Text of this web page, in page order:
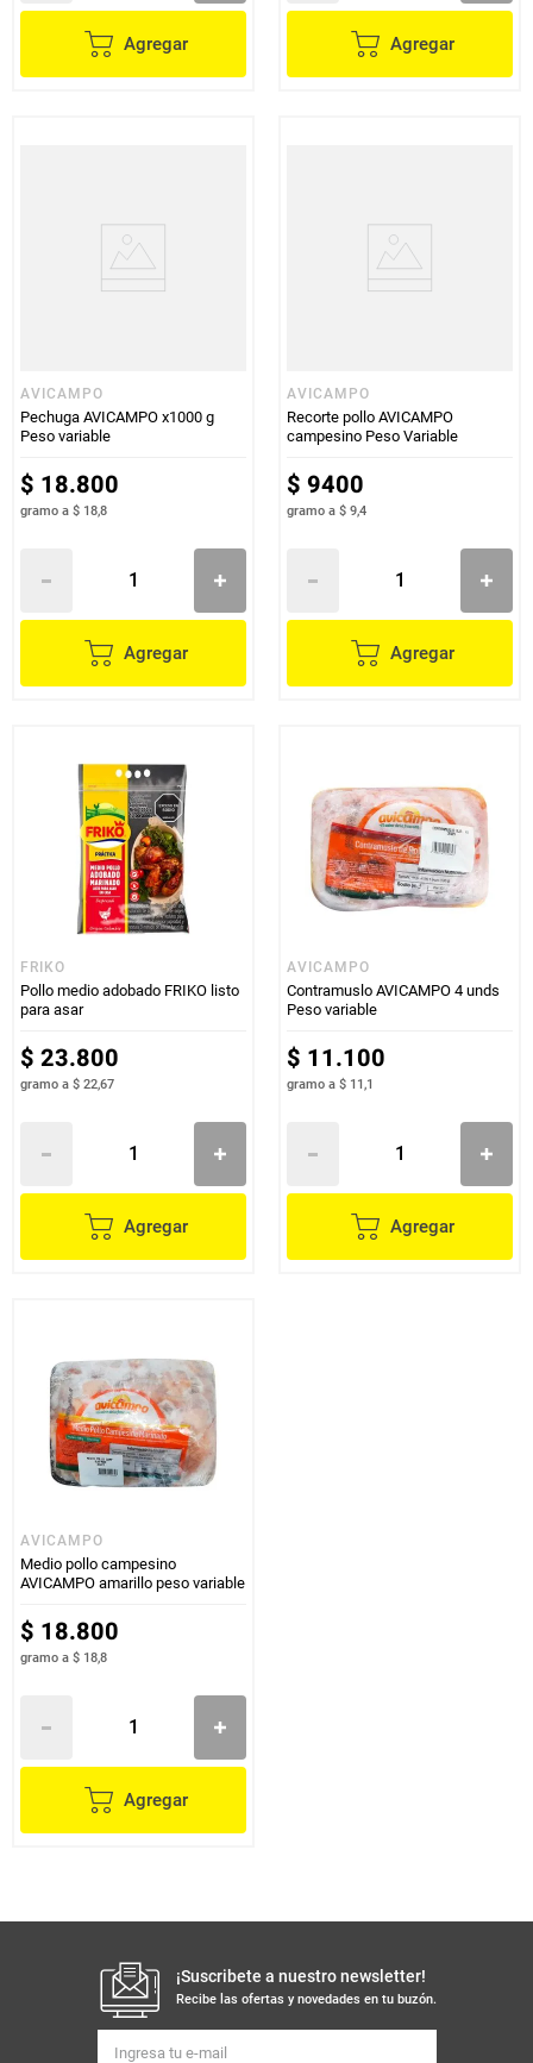
Agregar Agregar
AVICAMPO
Pechuga AVICAMPO x1000 g
Peso variable
$ 18.800
gramo a $ 18,8
Agregar
AVICAMPO
Recorte pollo AVICAMPO
campesino Peso Variable
$ 9400
gramo a $ 9,4
Agregar
FRIKO
Pollo medio adobado FRIKO listo
para asar
$ 23.800
gramo a $ 22,67
Agregar
AVICAMPO
Contramuslo AVICAMPO 4 unds
Peso variable
$ 11.100
gramo a $ 11,1
Agregar
AVICAMPO
Medio pollo campesino
AVICAMPO amarillo peso variable
$ 18.800
gramo a $ 18,8
Agregar
¡Suscribete a nuestro newsletter!
Recibe las ofertas y novedades en tu buzón.